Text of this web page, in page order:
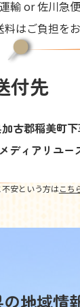
輸 or 佐川急
はご負担をお
付先
古郡稲美町
ディアリユー
安という方はこち
地域情